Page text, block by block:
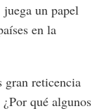
juega un papel
en la
gran reticencia
qué algunos